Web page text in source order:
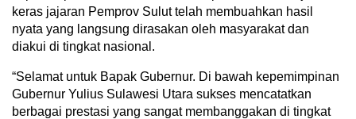
keras jajaran Pemprov Sulut telah membuahkan hasil
nyata yang langsung dirasakan oleh masyarakat dan
diakui di tingkat nasional.
“Selamat untuk Bapak Gubernur. Di bawah kepemimpinan
Gubernur Yulius Sulawesi Utara sukses mencatatkan
berbagai prestasi yang sangat membanggakan di tingkat